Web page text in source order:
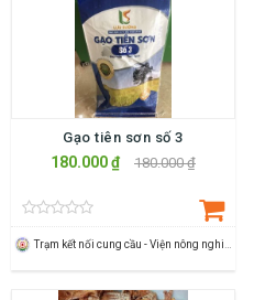
Gạo tiên sơn số 3
180.000 ₫ 180.000 ₫